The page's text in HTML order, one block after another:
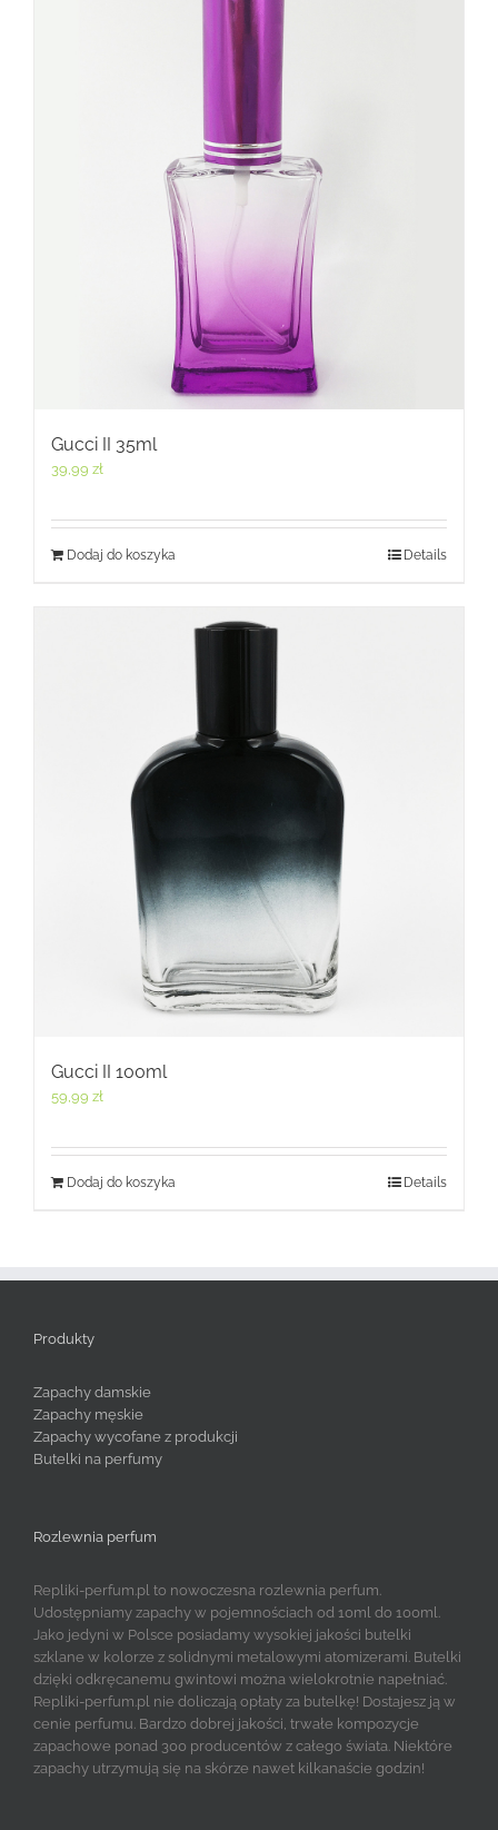
Gucci II 35ml
39,99 zł
Dodaj do koszyka Details
Gucci II 100ml
59,99 zł
Dodaj do koszyka Details
Produkty
Zapachy damskie
Zapachy męskie
Zapachy wycofane z produkcji
Butelki na perfumy
Rozlewnia perfum
Repliki-perfum.pl to nowoczesna rozlewnia perfum.
Udostępniamy zapachy w pojemnościach od 10ml do 100ml.
Jako jedyni w Polsce posiadamy wysokiej jakości butelki
szklane w kolorze z solidnymi metalowymi atomizerami. Butelki
dzięki odkręcanemu gwintowi można wielokrotnie napełniać.
Repliki-perfum.pl nie doliczają opłaty za butelkę! Dostajesz ją w
cenie perfumu. Bardzo dobrej jakości, trwałe kompozycje
zapachowe ponad 300 producentów z całego świata. Niektóre
zapachy utrzymują się na skórze nawet kilkanaście godzin!